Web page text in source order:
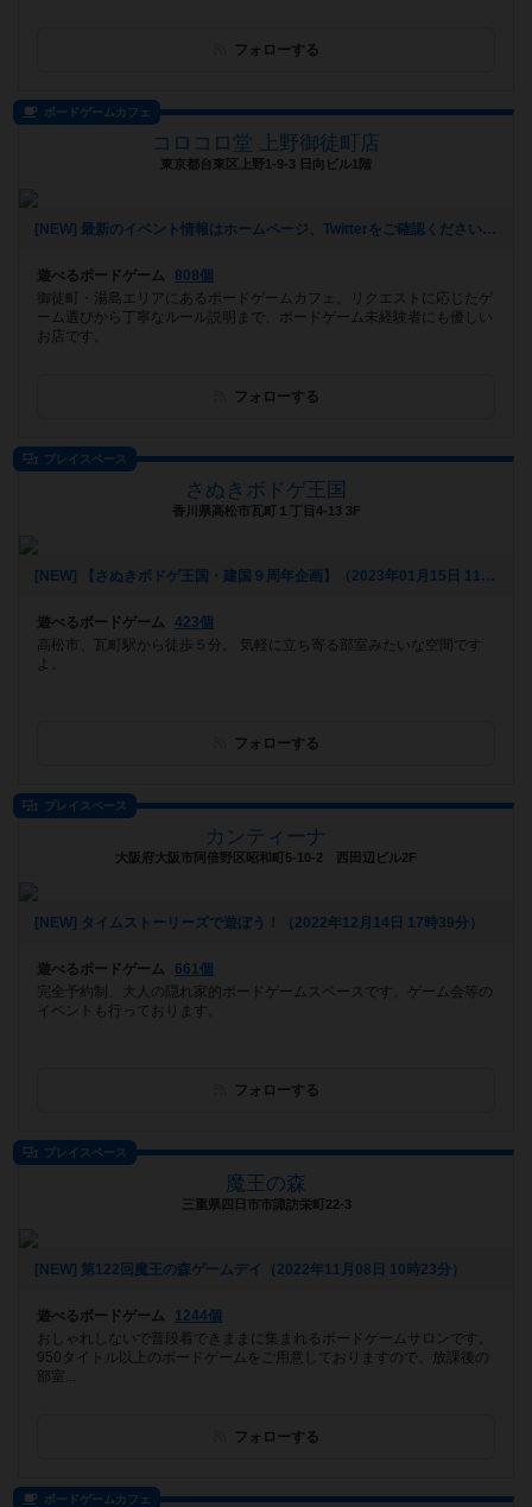
フォローする
ボードゲームカフェ
コロコロ堂 上野御徒町店
東京都台東区上野1-9-3 日向ビル1階
[NEW] 最新のイベント情報はホームページ、Twitterをご確認ください！（2023年07月08日 13時24分）
遊べるボードゲーム
808個
御徒町・湯島エリアにあるボードゲームカフェ。リクエストに応じたゲ
ーム選びから丁寧なルール説明まで、ボードゲーム未経験者にも優しい
お店です。
フォローする
プレイスペース
さぬきボドゲ王国
香川県高松市瓦町１丁目4-13 3F
[NEW] 【さぬきボドゲ王国・建国９周年企画】（2023年01月15日 11時51分）
遊べるボードゲーム
423個
高松市、瓦町駅から徒歩５分。 気軽に立ち寄る部室みたいな空間です
よ。
フォローする
プレイスペース
カンティーナ
大阪府大阪市阿倍野区昭和町5-10-2 西田辺ビル2F
[NEW] タイムストーリーズで遊ぼう！（2022年12月14日 17時39分）
遊べるボードゲーム
661個
完全予約制、大人の隠れ家的ボードゲームスペースです。ゲーム会等の
イベントも行っております。
フォローする
プレイスペース
魔王の森
三重県四日市市諏訪栄町22-3
[NEW] 第122回魔王の森ゲームデイ（2022年11月08日 10時23分）
遊べるボードゲーム
1244個
おしゃれしないで普段着できままに集まれるボードゲームサロンです。
950タイトル以上のボードゲームをご用意しておりますので、放課後の
部室...
フォローする
ボードゲームカフェ